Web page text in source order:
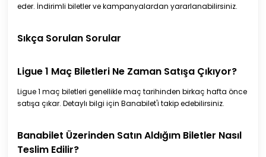
eder. İndirimli biletler ve kampanyalardan yararlanabilirsiniz.
Sıkça Sorulan Sorular
Ligue 1 Maç Biletleri Ne Zaman Satışa Çıkıyor?
Ligue 1 maç biletleri genellikle maç tarihinden birkaç hafta önce
satışa çıkar. Detaylı bilgi için Banabilet'i takip edebilirsiniz.
Banabilet Üzerinden Satın Aldığım Biletler Nasıl
Teslim Edilir?